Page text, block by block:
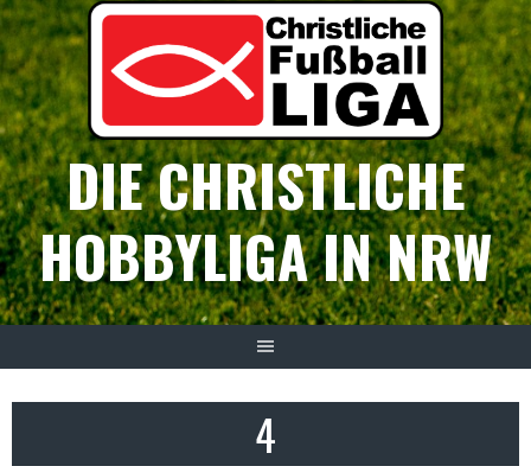
Springe
zum
Inhalt
DIE CHRISTLICHE
HOBBYLIGA IN NRW
4